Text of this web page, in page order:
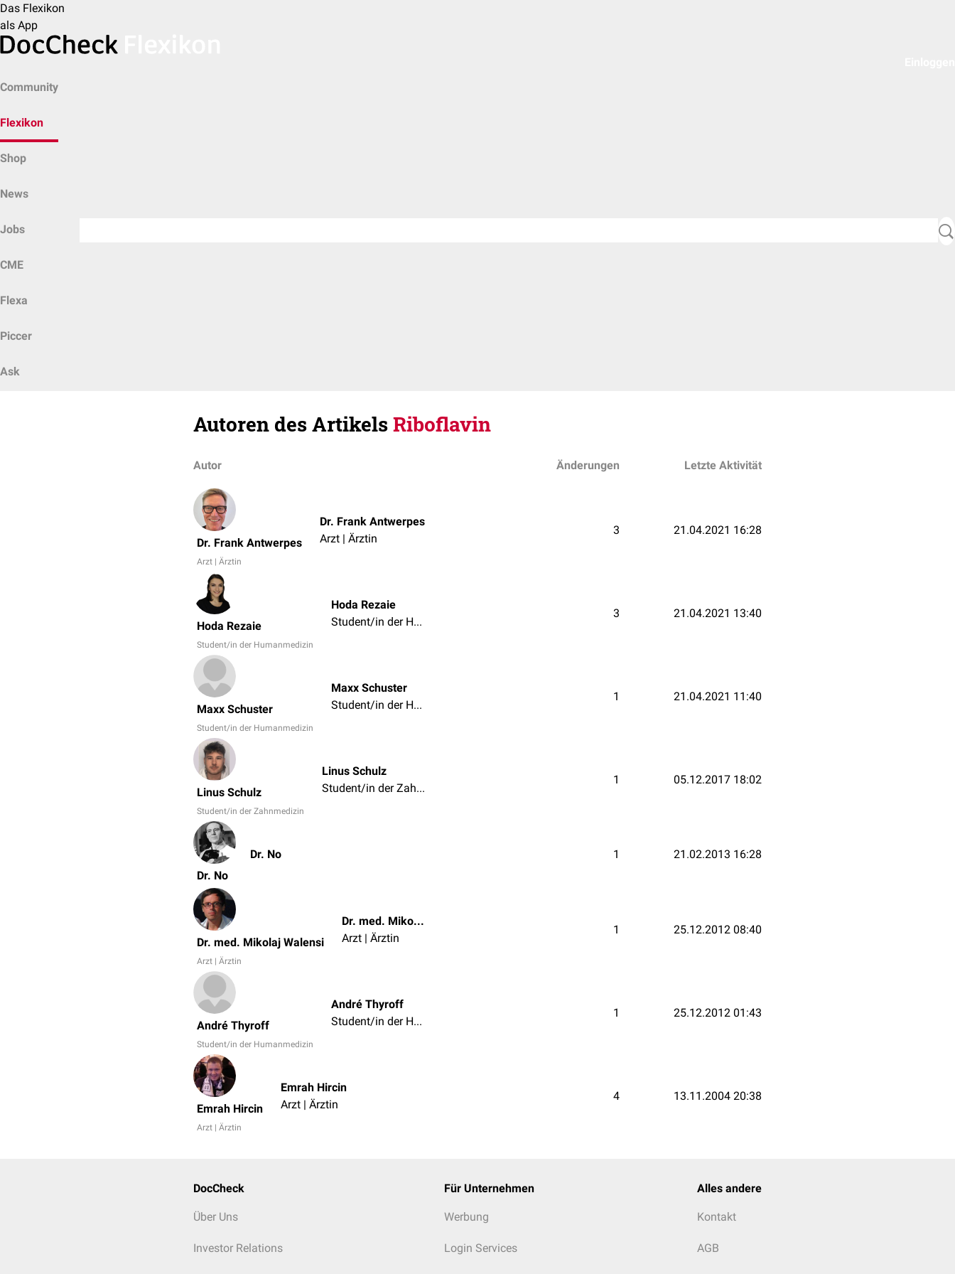
Das Flexikon
als App
Community
Flexikon
Shop
News
Jobs
CME
Flexa
Piccer
Ask
Autoren des ArtikelsRiboflavin
Autor Änderungen Letzte Aktivität
Dr. Frank Antwerpes
Arzt | Ärztin
Dr. Frank Antwerpes
Arzt | Ärztin
3 21.04.2021 16:28
Hoda Rezaie
Student/in der Humanmedizin
Hoda Rezaie
Student/in der Humanmedizin
3 21.04.2021 13:40
Maxx Schuster
Student/in der Humanmedizin
Maxx Schuster
Student/in der Humanmedizin
1 21.04.2021 11:40
Linus Schulz
Student/in der Zahnmedizin
Linus Schulz
Student/in der Zahnmedizin
1 05.12.2017 18:02
Dr. No
Dr. No 1 21.02.2013 16:28
Dr. med. Mikolaj Walensi
Arzt | Ärztin
Dr. med. Mikolaj Walensi
Arzt | Ärztin
1 25.12.2012 08:40
André Thyroff
Student/in der Humanmedizin
André Thyroff
Student/in der Humanmedizin
1 25.12.2012 01:43
Emrah Hircin
Arzt | Ärztin
Emrah Hircin
Arzt | Ärztin
4 13.11.2004 20:38
DocCheck
Über Uns
Investor Relations
Für Unternehmen
Werbung
Login Services
Alles andere
Kontakt
AGB